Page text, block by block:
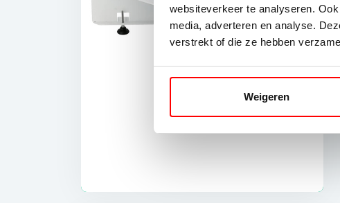
websiteverkeer te analyseren.
media, adverteren en analyse.
verstrekt of die ze hebben
Weigeren